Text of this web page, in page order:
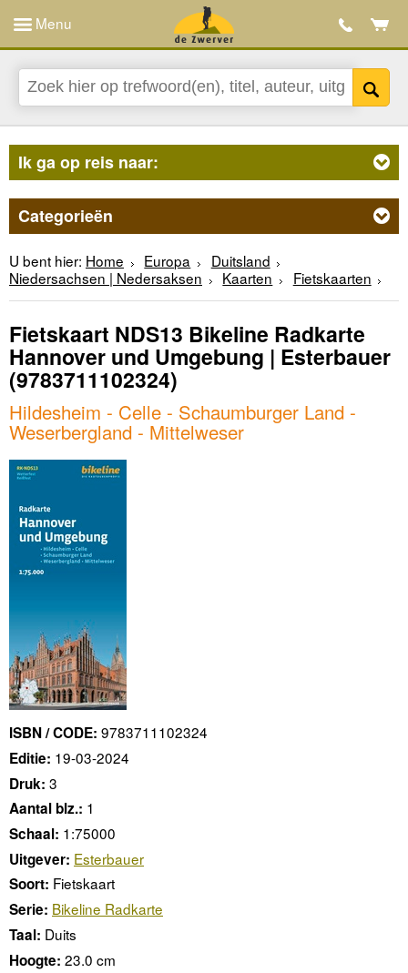
Menu
Ik ga op reis naar:
Categorieën
U bent hier: Home Europa
Duitsland
Niedersachsen | Nedersaksen
Kaarten Fietskaarten
Fietskaart NDS13 Bikeline Radkarte
Hannover und Umgebung | Esterbauer
(9783711102324)
Hildesheim - Celle - Schaumburger Land -
Weserbergland - Mittelweser
ISBN / CODE: 9783711102324
Editie: 19-03-2024
Druk: 3
Aantal blz.: 1
Schaal: 1:75000
Uitgever: Esterbauer
Soort: Fietskaart
Serie: Bikeline Radkarte
Taal: Duits
Hoogte: 23.0 cm